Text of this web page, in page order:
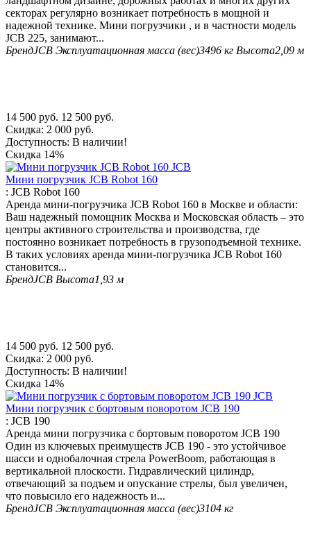
секторах регулярно возникает потребность в мощной и
надежной технике. Мини погрузчики , и в частности модель
JCB 225, занимают...
БрендJCB Эксплуатационная масса (вес)3496 кг Высота2,09 м
14 500 руб. 12 500 руб.
Скидка: 2 000 руб.
Доступность: В наличии!
Скидка 14%
Мини погрузчик JCB Robot 160
: JCB Robot 160
Аренда мини-погрузчика JCB Robot 160 в Москве и области:
Ваш надежный помощник Москва и Московская область – это
центры активного строительства и производства, где
постоянно возникает потребность в грузоподъемной технике.
В таких условиях аренда мини-погрузчика JCB Robot 160
становится...
БрендJCB Высота1,93 м
14 500 руб. 12 500 руб.
Скидка: 2 000 руб.
Доступность: В наличии!
Скидка 14%
Мини погрузчик с бортовым поворотом JCB 190
: JCB 190
Аренда мини погрузчика с бортовым поворотом JCB 190
Один из ключевых преимуществ JCB 190 - это устойчивое
шасси и однобалочная стрела PowerBoom, работающая в
вертикальной плоскости. Гидравлический цилиндр,
отвечающий за подъем и опускание стрелы, был увеличен,
что повысило его надежность и...
БрендJCB Эксплуатационная масса (вес)3104 кг